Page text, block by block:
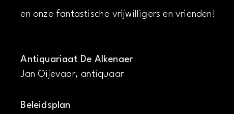
en onze fantastische vrijwilligers en vrienden!
Antiquariaat De Alkenaer
Jan Oijevaar, antiquaar
Beleidsplan